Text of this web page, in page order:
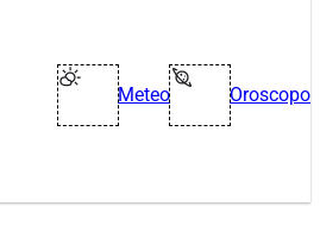
Meteo Oroscopo